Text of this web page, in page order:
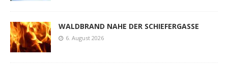
WALDBRAND NAHE DER SCHIEFERGASSE
6. August 2026